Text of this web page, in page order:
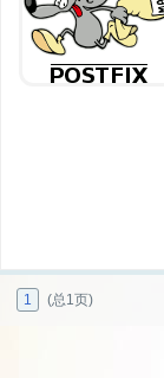
1 (总1页)